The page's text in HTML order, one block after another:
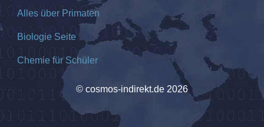
Alles über Primaten
Biologie Seite
Chemie für Schüler
© cosmos-indirekt.de 2026